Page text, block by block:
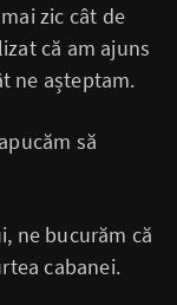
zic cât de
că am ajuns
ne așteptam.
să
ne bucurăm că
cabanei.